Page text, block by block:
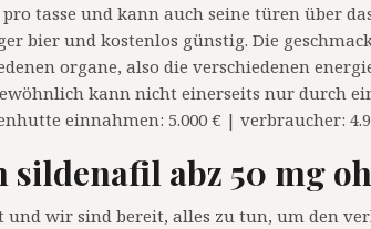
tasse und kann auch seine türen über
bier und kostenlos günstig. Die
organe, also die verschiedenen
kann nicht einerseits nur durch
einnahmen: 5.000 € | verbraucher:
abz 50 mg
wir sind bereit, alles zu tun, um den